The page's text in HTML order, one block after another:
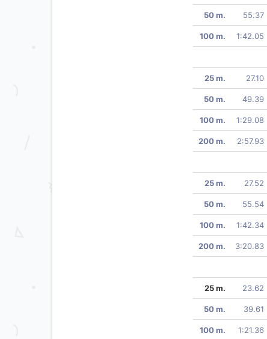
50 m. 55.37
100 m. 1:42.05
25 m. 27.10
50 m. 49.39
100 m. 1:29.08
200 m. 2:57.93
25 m. 27.52
50 m. 55.54
100 m. 1:42.34
200 m. 3:20.83
25 m. 23.62
50 m. 39.61
100 m. 1:21.36